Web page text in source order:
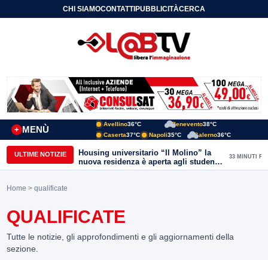
CHI SIAMOCONTATTIPUBBLICITÀCERCA
MENÙ
+
Avellino36°C Benevento38°C
Caserta37°C Napoli35°C Salerno36°C
ULTIME NOTIZIE
Housing universitario “Il Molino” la
nuova residenza è aperta agli studenti
del Conservatorio “Nicola Sala” e
33 MINUTI FA
Home > qualificate
QUALIFICATE
Tutte le notizie, gli approfondimenti e gli aggiornamenti della
sezione.